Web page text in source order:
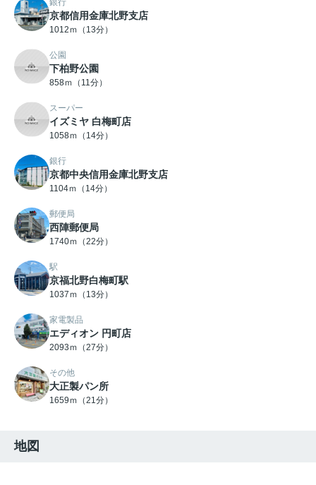
銀行
京都信用金庫北野支店
1012ｍ（13分）
公園
下柏野公園
858ｍ（11分）
スーパー
イズミヤ 白梅町店
1058ｍ（14分）
銀行
京都中央信用金庫北野支店
1104ｍ（14分）
郵便局
西陣郵便局
1740ｍ（22分）
駅
京福北野白梅町駅
1037ｍ（13分）
家電製品
エディオン 円町店
2093ｍ（27分）
その他
大正製パン所
1659ｍ（21分）
地図